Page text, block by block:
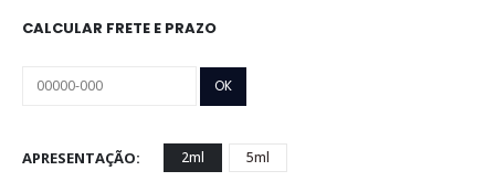
R$99,90
CALCULAR FRETE E PRAZO
APRESENTAÇÃO 2ml 5ml